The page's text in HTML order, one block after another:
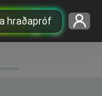
hraðapróf